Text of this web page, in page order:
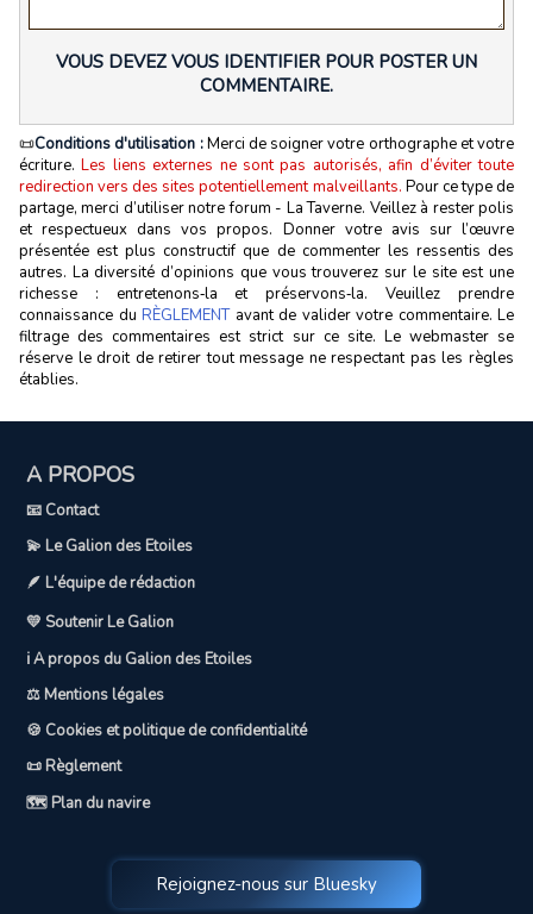
VOUS DEVEZ VOUS IDENTIFIER POUR POSTER UN
COMMENTAIRE.
📜Conditions d'utilisation :Merci de soigner votre orthographe et votre
écriture.Les liens externes ne sont pas autorisés, afin d’éviter toute
redirection vers des sites potentiellement malveillants. Pour ce type de
partage, merci d’utiliser notre forum - La Taverne. Veillez à rester polis
et respectueux dans vos propos. Donner votre avis sur l’œuvre
présentée est plus constructif que de commenter les ressentis des
autres. La diversité d’opinions que vous trouverez sur le site est une
richesse : entretenons‑la et préservons‑la. Veuillez prendre
connaissance du RÈGLEMENTavant de valider votre commentaire. Le
filtrage des commentaires est strict sur ce site. Le webmaster se
réserve le droit de retirer tout message ne respectant pas les règles
établies.
A PROPOS
📧 Contact
💫 Le Galion des Etoiles
🪶 L'équipe de rédaction
💛 Soutenir Le Galion
ℹ️ A propos du Galion des Etoiles
⚖️ Mentions légales
🍪 Cookies et politique de confidentialité
📜 Règlement
🗺️ Plan du navire
Rejoignez-nous sur Bluesky